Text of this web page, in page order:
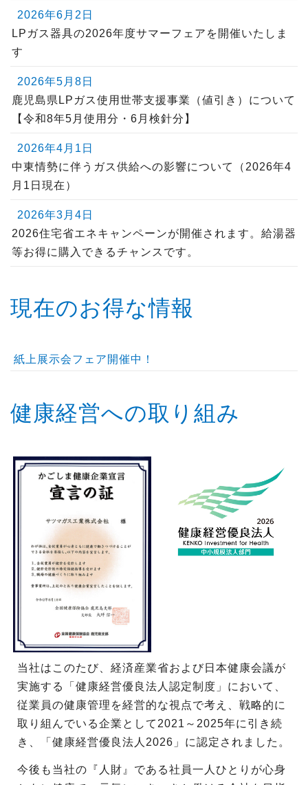
2026年6月2日
LPガス器具の2026年度サマーフェアを開催いたしま
す
2026年5月8日
鹿児島県LPガス使用世帯支援事業（値引き）について
【令和8年5月使用分・6月検針分】
2026年4月1日
中東情勢に伴うガス供給への影響について（2026年4
月1日現在）
2026年3月4日
2026住宅省エネキャンペーンが開催されます。給湯器
等お得に購入できるチャンスです。
現在のお得な情報
紙上展示会フェア開催中！
健康経営への取り組み
当社はこのたび、経済産業省および日本健康会議が
実施する「健康経営優良法人認定制度」において、
従業員の健康管理を経営的な視点で考え、戦略的に
取り組んでいる企業として2021～2025年に引き続
き、「健康経営優良法人2026」に認定されました。
今後も当社の『人財』である社員一人ひとりが心身